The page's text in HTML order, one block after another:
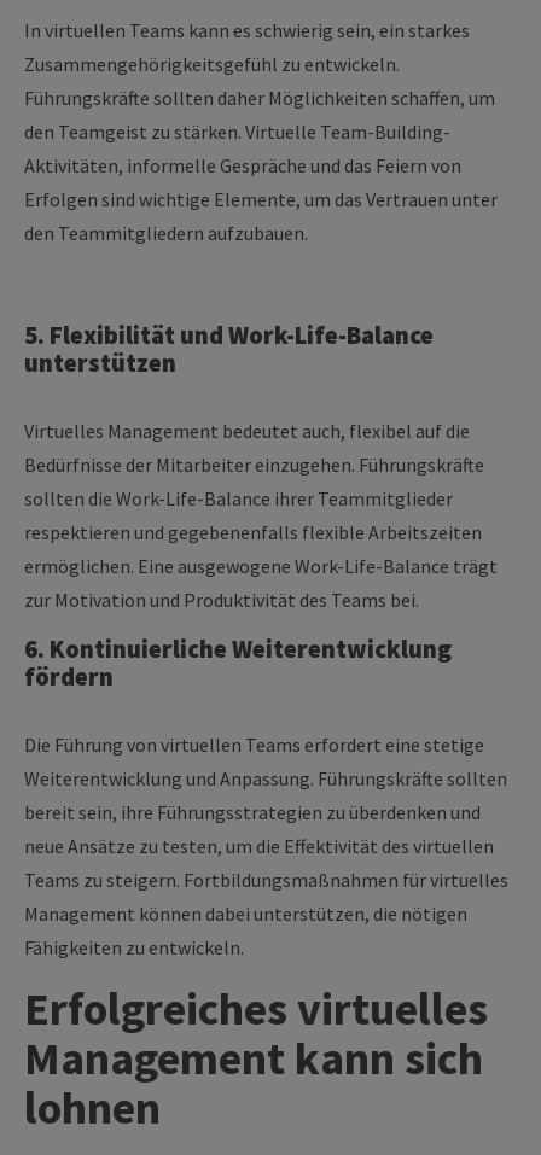
In virtuellen Teams kann es schwierig sein, ein starkes
Zusammengehörigkeitsgefühl zu entwickeln.
Führungskräfte sollten daher Möglichkeiten schaffen, um
den Teamgeist zu stärken. Virtuelle Team-Building-
Aktivitäten, informelle Gespräche und das Feiern von
Erfolgen sind wichtige Elemente, um das Vertrauen unter
den Teammitgliedern aufzubauen.
5. Flexibilität und Work-Life-Balance
unterstützen
Virtuelles Management bedeutet auch, flexibel auf die
Bedürfnisse der Mitarbeiter einzugehen. Führungskräfte
sollten die Work-Life-Balance ihrer Teammitglieder
respektieren und gegebenenfalls flexible Arbeitszeiten
ermöglichen. Eine ausgewogene Work-Life-Balance trägt
zur Motivation und Produktivität des Teams bei.
6. Kontinuierliche Weiterentwicklung
fördern
Die Führung von virtuellen Teams erfordert eine stetige
Weiterentwicklung und Anpassung. Führungskräfte sollten
bereit sein, ihre Führungsstrategien zu überdenken und
neue Ansätze zu testen, um die Effektivität des virtuellen
Teams zu steigern. Fortbildungsmaßnahmen für virtuelles
Management können dabei unterstützen, die nötigen
Fähigkeiten zu entwickeln.
Erfolgreiches virtuelles
Management kann sich
lohnen